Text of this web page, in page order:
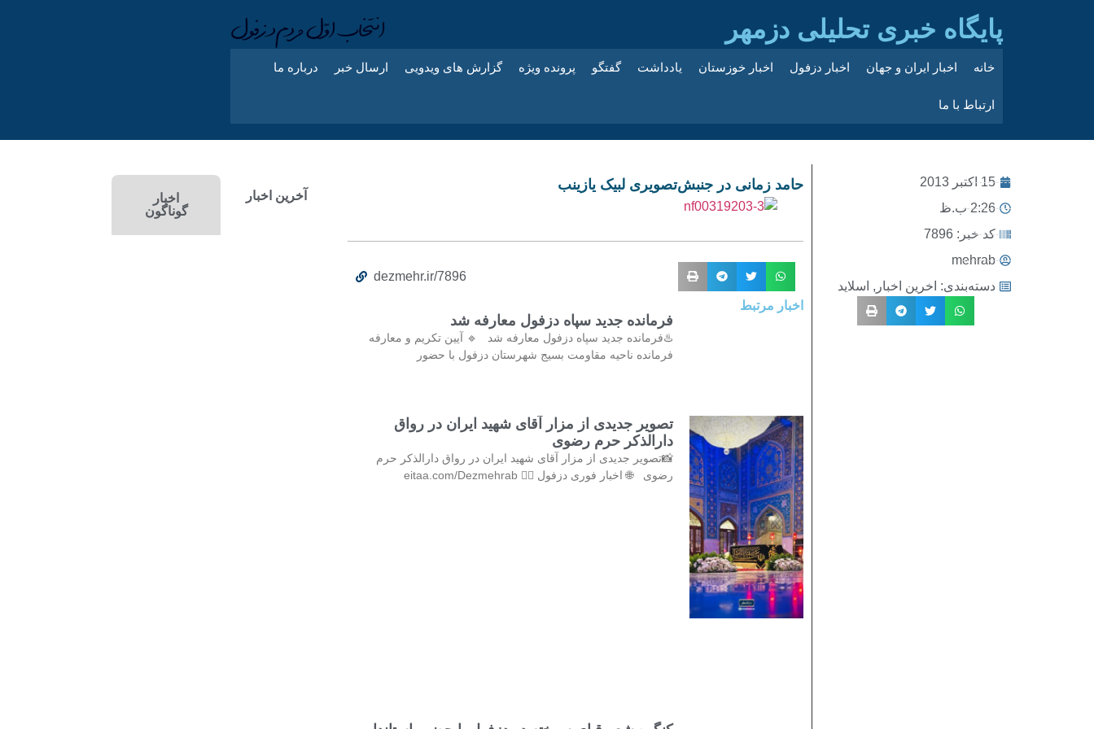
پایگاه خبری تحلیلی دزمهر
خانه اخبار ایران و جهان اخبار دزفول اخبار خوزستان یادداشت گفتگو پرونده ویژه گزارش های ویدویی ارسال خبر درباره ما
ارتباط با ما
15 اکتبر 2013
2:26 ب.ظ
کد خبر: 7896
mehrab
دسته‌بندی: اخرین اخبار , اسلاید
حامد زمانی در جنبش‌تصویری لبیک یازینب
dezmehr.ir/7896
اخبار مرتبط
فرمانده جدید سپاه دزفول معارفه شد
♨️فرمانده جدید سپاه دزفول معارفه شد 🔹 آیین تکریم و معارفه
فرمانده ناحیه مقاومت بسیج شهرستان دزفول با حضور
تصویر جدیدی از مزار آقای شهید ایران در رواق
دارالذکر حرم رضوی
📸تصویر جدیدی از مزار آقای شهید ایران در رواق دارالذکر حرم
رضوی 🌐 اخبار فوری دزفول 👇🏻 eitaa.com/Dezmehrab
آخرین اخبار
اخبار
گوناگون